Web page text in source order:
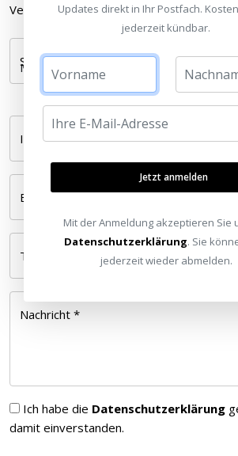
Verfügbarkeit: ab Mai 2012
Standort wählen
Ihr Name *
E-Mail *
Telefonnummer
Nachricht *
Ich habe die Datenschutzerklärung
damit einverstanden.
Updates direkt in Ihr Postfach.
jederzeit kündbar.
Jetzt anmelden
Mit der Anmeldung akzeptieren Sie
Datenschutzerklärung. Sie
jederzeit wieder abmelden.